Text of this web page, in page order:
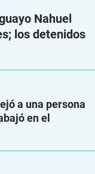
Nahuel
los detenidos
a una persona
en el